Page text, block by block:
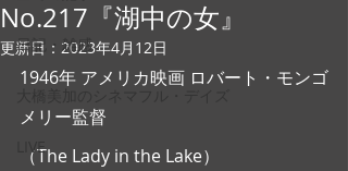
日記・雑感
LIVE
No.217『湖中の女』
更新日： 2023年4月12日
1946年 アメリカ映画 ロバート・モンゴ
メリー監督
（The Lady in the Lake）